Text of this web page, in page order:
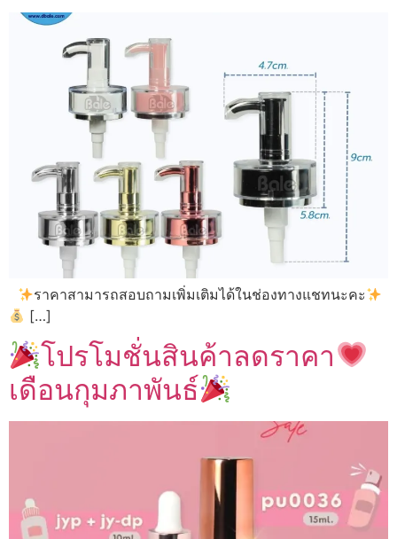
ราคาสามารถสอบถามเพิ่มเติมได้ในช่องทางแชทนะคะ
[…]
โปรโมชั่นสินค้าลดราคา
เดือนกุมภาพันธ์